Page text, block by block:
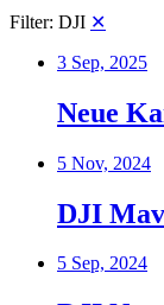
Filter: DJI ✕
3 Sep, 2025
Neue
5 Nov, 2024
DJI
5 Sep, 2024